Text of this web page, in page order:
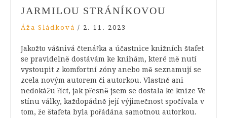
JARMILOU STRÁNÍKOVOU
Áža Sládková / 2. 11. 2023
Jakožto vášnivá čtenářka a účastnice knižních štafet
se pravidelně dostávám ke knihám, které mě nutí
vystoupit z komfortní zóny anebo mě seznamují se
zcela novým autorem či autorkou. Vlastně ani
nedokážu říct, jak přesně jsem se dostala ke knize Ve
stínu války, každopádně její výjimečnost spočívala v
tom, že štafeta byla pořádána samotnou autorkou.